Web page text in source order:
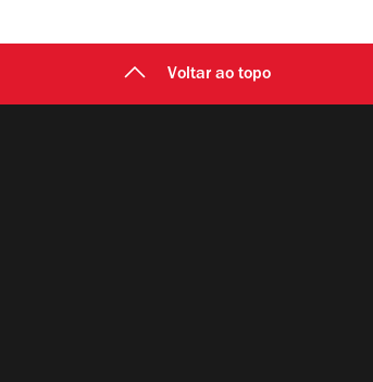
Voltar ao topo